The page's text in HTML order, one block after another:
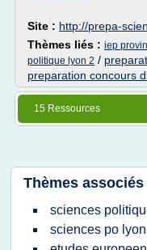
Site : http://prepa-
Thèmes liés : iep
politique lyon 2 /
preparation concours
15 Ressources
Thèmes associés
sciences
sciences po